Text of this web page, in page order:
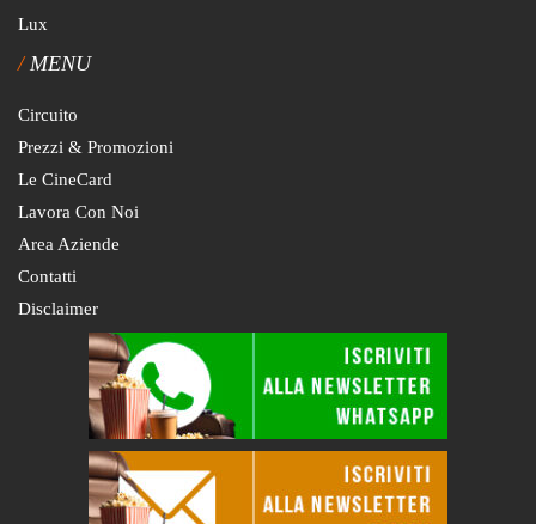
Lux
MENU
Circuito
Prezzi & Promozioni
Le CineCard
Lavora Con Noi
Area Aziende
Contatti
Disclaimer